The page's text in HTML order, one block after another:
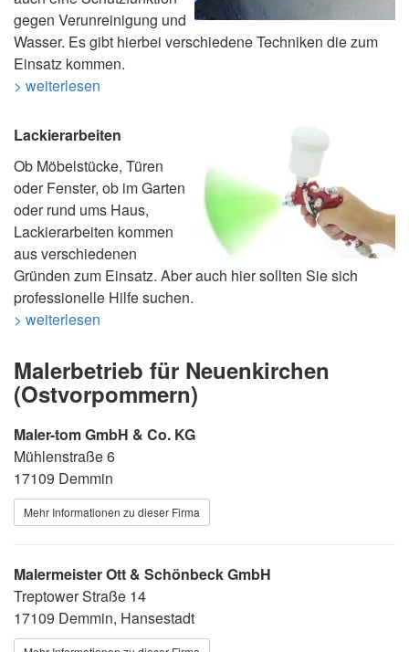
gegen Verunreinigung und
Wasser. Es gibt hierbei verschiedene Techniken die zum
Einsatz kommen.
> weiterlesen
Lackierarbeiten
Ob Möbelstücke, Türen
oder Fenster, ob im Garten
oder rund ums Haus,
Lackierarbeiten kommen
aus verschiedenen
Gründen zum Einsatz. Aber auch hier sollten Sie sich
professionelle Hilfe suchen.
> weiterlesen
Malerbetrieb für Neuenkirchen
(Ostvorpommern)
Maler-tom GmbH & Co. KG
Mühlenstraße 6
17109 Demmin
Mehr Informationen zu dieser Firma
Malermeister Ott & Schönbeck GmbH
Treptower Straße 14
17109 Demmin, Hansestadt